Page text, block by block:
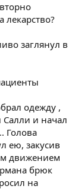
заглянул в
одежду ,
Салли и начал
Голова
ею, закусив
движением
брюк
на